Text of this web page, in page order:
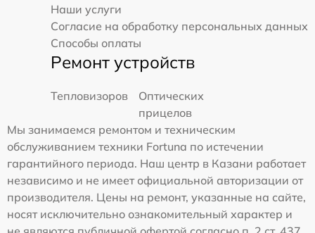
Наши услуги
Согласие на обработку персональных данных
Способы оплаты
Ремонт устройств
Тепловизоров
Оптических
прицелов
Мы занимаемся ремонтом и техническим
обслуживанием техники Fortuna по истечении
гарантийного периода. Наш центр в Казани работает
независимо и не имеет официальной авторизации от
производителя. Цены на ремонт, указанные на сайте,
носят исключительно ознакомительный характер и